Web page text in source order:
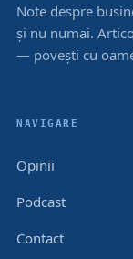
Note despre
și nu numai.
— povești cu
NAVIGARE
Opinii
Podcast
Contact